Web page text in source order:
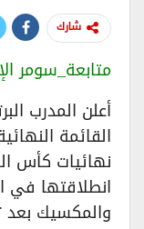
شارك
​متابعة_سومر
​أعلن المدرب
القائمة
نهائيات كأس
انطلاقتها في
والمكسيك بعد